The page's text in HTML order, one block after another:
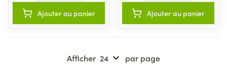
Ajouter au panier Ajouter au panier
Afficher par page